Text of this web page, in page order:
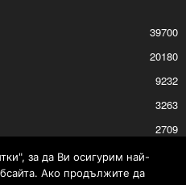
39700
20180
9232
3263
2709
за да Ви осигурим най-
Ако продължите да